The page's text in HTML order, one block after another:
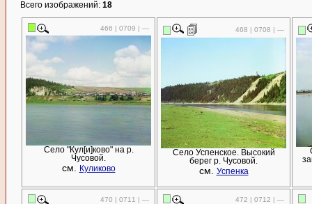
Всего изображений: 18
466 | 0709 | —
Село "Кул[и]ково" на р.
Чусовой.
см. Куликово
468 | 0708 | —
Село Успенское. Высокий
берег р. Чусовой.
см. Успенка
470 | 0711 | — 472 | 0712 | —